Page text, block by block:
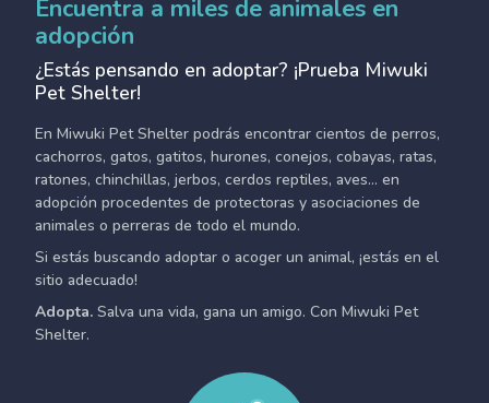
Encuentra a miles de animales en
adopción
¿Estás pensando en adoptar? ¡Prueba Miwuki
Pet Shelter!
En Miwuki Pet Shelter podrás encontrar cientos de perros,
cachorros, gatos, gatitos, hurones, conejos, cobayas, ratas,
ratones, chinchillas, jerbos, cerdos reptiles, aves... en
adopción procedentes de protectoras y asociaciones de
animales o perreras de todo el mundo.
Si estás buscando adoptar o acoger un animal, ¡estás en el
sitio adecuado!
Adopta. Salva una vida, gana un amigo. Con Miwuki Pet
Shelter.